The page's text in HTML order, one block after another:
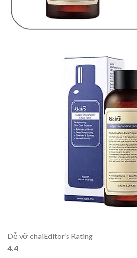
Dễ vỡ chaiEditor’s Rating
4.4